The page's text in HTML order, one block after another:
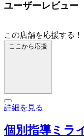
ユーザーレビュー
この店舗を応援する！
ここから応援
詳細を見る
個別指導ミラ